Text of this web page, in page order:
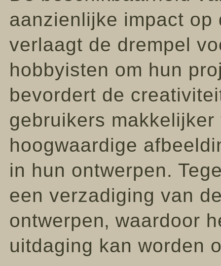
aanzienlijke impact
verlaagt de drempel
hobbyisten om hun
bevordert de
gebruikers
hoogwaardige
in hun ontwerpen.
een verzadiging van
ontwerpen‚ waardoor
uitdaging kan worden